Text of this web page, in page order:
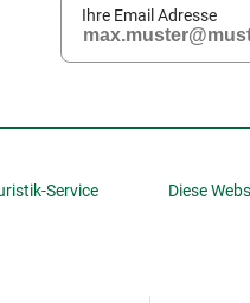
Ihre Email Adresse
Service Diese